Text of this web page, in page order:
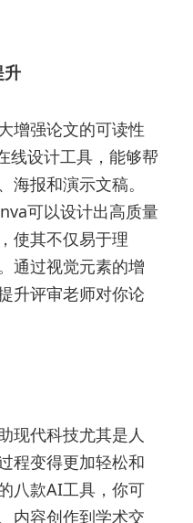
升
增强论文的可读性
线设计工具，能够帮
海报和演示文稿。
可以设计出高质量
使其不仅易于理
通过视觉元素的增
升评审老师对你论
现代科技尤其是人
程变得更加轻松和
八款AI工具，你可
内容创作到学术交